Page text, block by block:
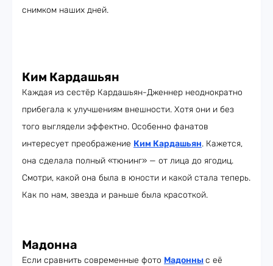
снимком наших дней.
Ким Кардашьян
Каждая из сестёр Кардашьян-Дженнер неоднократно
прибегала к улучшениям внешности. Хотя они и без
того выглядели эффектно. Особенно фанатов
интересует преображение Ким Кардашьян. Кажется,
она сделала полный «тюнинг» — от лица до ягодиц.
Смотри, какой она была в юности и какой стала теперь.
Как по нам, звезда и раньше была красоткой.
Мадонна
Если сравнить современные фото Мадонныс её